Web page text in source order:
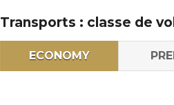
Transports : classe de
ECONOMY